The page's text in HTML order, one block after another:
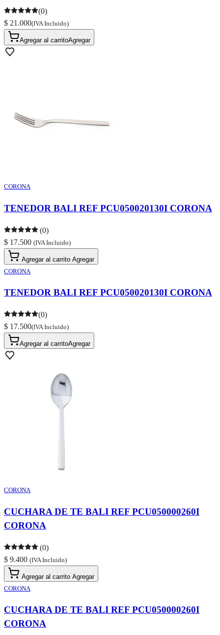
(0)
$ 21.000(IVA Incluido)
Agregar al carritoAgregar
CORONA
TENEDOR BALI REF PCU050020130I CORONA
(0)
$ 17.500 (IVA Incluido)
Agregar al carrito Agregar
CORONA
TENEDOR BALI REF PCU050020130I CORONA
(0)
$ 17.500(IVA Incluido)
Agregar al carritoAgregar
CORONA
CUCHARA DE TE BALI REF PCU050000260I
CORONA
(0)
$ 9.400 (IVA Incluido)
Agregar al carrito Agregar
CORONA
CUCHARA DE TE BALI REF PCU050000260I
CORONA